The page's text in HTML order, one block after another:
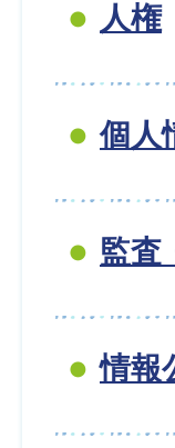
人権
個人
監査
情報